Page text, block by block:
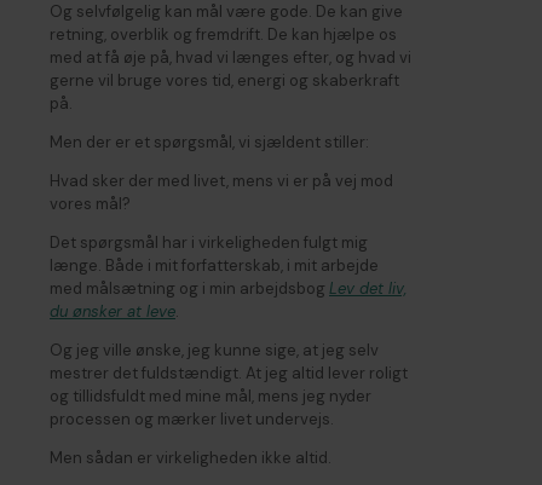
Og selvfølgelig kan mål være gode. De kan give
retning, overblik og fremdrift. De kan hjælpe os
med at få øje på, hvad vi længes efter, og hvad vi
gerne vil bruge vores tid, energi og skaberkraft
på.
Men der er et spørgsmål, vi sjældent stiller:
Hvad sker der med livet, mens vi er på vej mod
vores mål?
Det spørgsmål har i virkeligheden fulgt mig
længe. Både i mit forfatterskab, i mit arbejde
med målsætning og i min arbejdsbog Lev det liv,
du ønsker at leve.
Og jeg ville ønske, jeg kunne sige, at jeg selv
mestrer det fuldstændigt. At jeg altid lever roligt
og tillidsfuldt med mine mål, mens jeg nyder
processen og mærker livet undervejs.
Men sådan er virkeligheden ikke altid.